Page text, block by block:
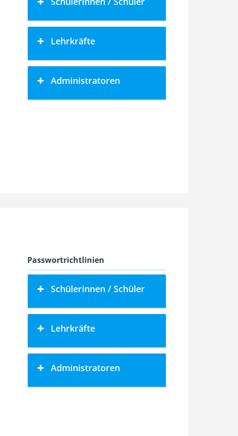
Lehrkräfte
Administratoren
Passwortrichtlinien
Schülerinnen / Schüler
Lehrkräfte
Administratoren